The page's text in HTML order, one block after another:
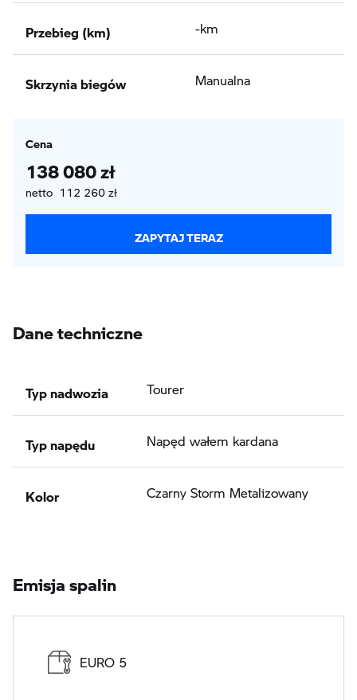
Przebieg (km) -km
Skrzynia biegów Manualna
Cena
138 080 zł
netto 112 260 zł
ZAPYTAJ TERAZ
Dane techniczne
Typ nadwozia Tourer
Typ napędu Napęd wałem kardana
Kolor Czarny Storm Metalizowany
Emisja spalin
EURO 5